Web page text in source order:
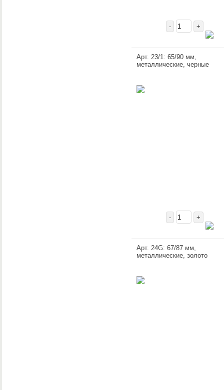
- +
Арт. 23/1: 65/90 мм,
металлические, черные
- +
Арт. 24G: 67/87 мм,
металлические, золото